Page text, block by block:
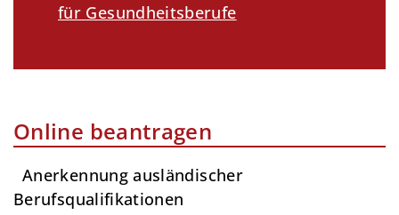
für Gesundheitsberufe
Online beantragen
Anerkennung ausländischer
Berufsqualifikationen